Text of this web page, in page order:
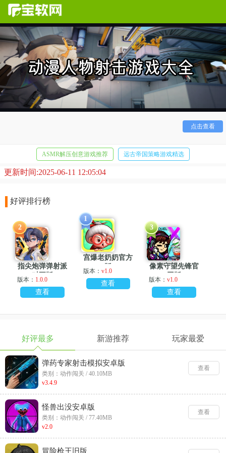
点击查看
运用将是你胜利的关键！ASMR解压创意游戏推荐 远古帝国策略游戏精选
休闲消除闯关游戏大全
更新时间:2025-06-11 12:05:04
好评排行榜
指尖炮弹弹射派
对正版
版本： 1.0.0
查看
2
宫爆老奶奶官方
版
版本： v1.0
查看
1
像素守望先锋官
网版
版本：v1.0
查看
3
好评最多 新游推荐 玩家最爱
弹药专家射击模拟安卓版
类别：动作闯关 / 40.10MB
v3.4.9
查看
怪兽出没安卓版
类别：动作闯关 / 77.40MB
v2.0
查看
冒险枪王旧版